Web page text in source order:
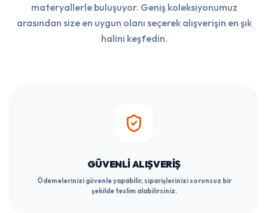
materyallerle buluşuyor. Geniş koleksiyonumuz
arasından size en uygun olanı seçerek alışverişin en şık
halini keşfedin.
GÜVENLI ALIŞVERIŞ
Ödemelerinizi güvenle yapabilir, siparişlerinizi sorunsuz bir
şekilde teslim alabilirsiniz.